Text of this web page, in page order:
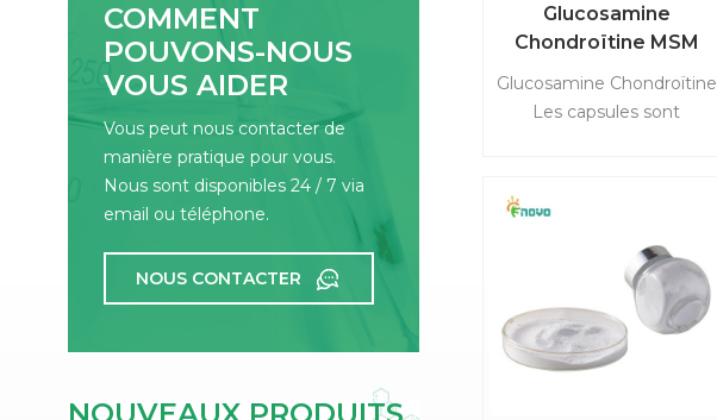
Glucosamine
Chondroïtine MSM
Glucosamine Chondroïtine
Les capsules sont
principal composants. Il a
les fonctions de réparation
de l'os et du cartilage
articulaire, d'améliorer
l'arthrite, des articulations
COMMENT
POUVONS-NOUS
VOUS AIDER
Vous peut nous contacter de
manière pratique pour vous.
Nous sont disponibles 24 / 7 via
email ou téléphone.
NOUS CONTACTER